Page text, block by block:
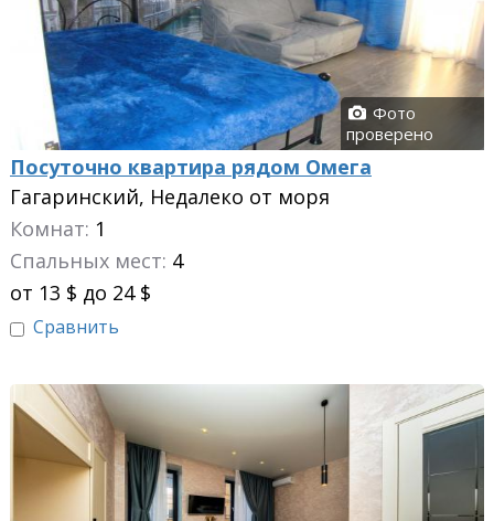
Фото
проверено
Посуточно квартира рядом Омега
Гагаринский, Недалеко от моря
Комнат: 1
Спальных мест: 4
от 13 $ до 24 $
Сравнить